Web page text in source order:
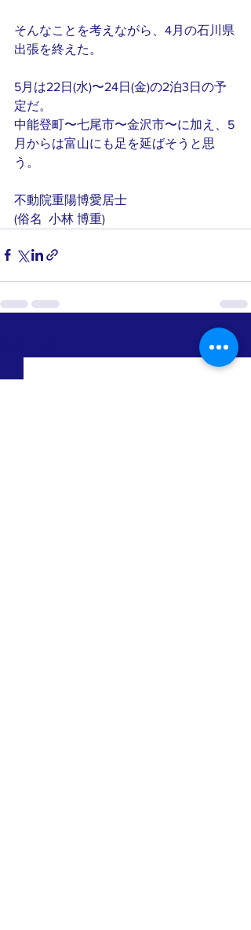
そんなことを考えながら、4月の石川県
出張を終えた。
5月は22日(水)〜24日(金)の2泊3日の予
定だ。
中能登町〜七尾市〜金沢市〜に加え、5
月からは富山にも足を延ばそうと思
う。
不動院重陽博愛居士
(俗名  小林 博重)
すべて表示